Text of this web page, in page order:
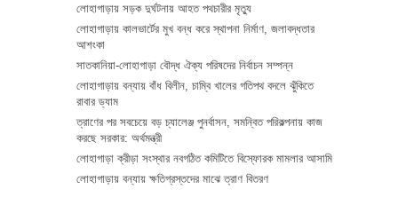
লোহাগাড়ায় সড়ক দুর্ঘটনায় আহত পথচারীর মৃত্যু
লোহাগাড়ায় কালভার্টের মুখ বন্ধ করে স্থাপনা নির্মাণ, জলাবদ্ধতার
আশংকা
সাতকানিয়া-লোহাগাড়া বৌদ্ধ ঐক্য পরিষদের নির্বাচন সম্পন্ন
লোহাগাড়ায় বন্যায় বাঁধ বিলীন, চাম্বি খালের গতিপথ বদলে ঝুঁকিতে
রাবার ড্যাম
ত্রাণের পর সবচেয়ে বড় চ্যালেঞ্জ পুনর্বাসন, সমন্বিত পরিকল্পনায় কাজ
করছে সরকার: অর্থমন্ত্রী
লোহাগাড়া ক্রীড়া সংস্থার নবগঠিত কমিটিতে বিস্ফোরক মামলার আসামি
লোহাগাড়ায় বন্যায় ক্ষতিগ্রস্তদের মাঝে ত্রাণ বিতরণ